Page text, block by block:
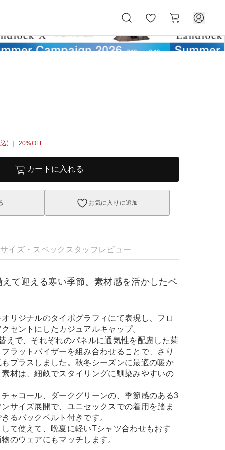
気
に
ー
ト
) ｜ 20%OFF
カートに入れる
お気に入りに追加
サイズ・スペック スタッフレビュー
て迎える寒い季節。素材感を活かしたベ
リジナルのタイポグラフィにて表現し、フロ
セントにしたカジュアルキャップ。
えで、それぞれのパネルに通気性を配慮した菊
ラットバイザーを組み合わせることで、さり
プラスしました。秋冬シーズンに最適の暖か
材は、細畝でスタイリングに馴染みやすいの
ャコール、ダークグリーンの、季節感のある3
サイズ展開で、ユニセックスでの着用を踏ま
るバックベルト付きです。
て使えて、晩夏に軽いTシャツ合わせもおす
のウェアにもマッチします。